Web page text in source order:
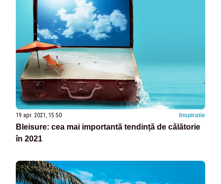
19 apr. 2021, 15:50 Inspiratie
Bleisure: cea mai importantă tendință de călătorie
în 2021